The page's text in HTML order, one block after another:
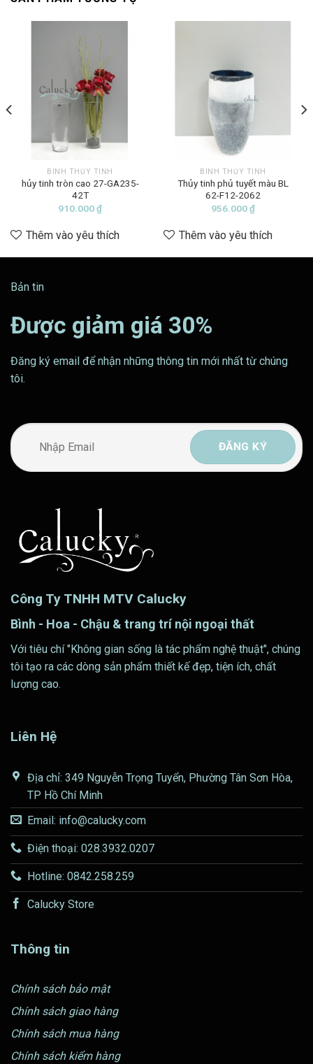
BÌNH THỦY TINH
hủy tinh tròn cao 27-GA235-
42T
910.000₫
Thêm vào yêu thích
BÌNH THỦY TINH
Thủy tinh phủ tuyết màu BL
62-F12-2062
956.000₫
Thêm vào yêu thích
Bản tin
Được giảm giá 30%
Đăng ký email để nhận những thông tin mới nhất từ chúng
tôi.
Công Ty TNHH MTV Calucky
Bình - Hoa - Chậu & trang trí nội ngoại thất
Với tiêu chí "Không gian sống là tác phẩm nghệ thuật", chúng
tôi tạo ra các dòng sản phẩm thiết kế đẹp, tiện ích, chất
lượng cao.
Liên Hệ
Địa chỉ: 349 Nguyễn Trọng Tuyển, Phường Tân Sơn Hòa,
TP Hồ Chí Minh
Email: info@calucky.com
Điện thoại: 028.3932.0207
Hotline: 0842.258.259
Calucky Store
Thông tin
Chính sách bảo mật
Chính sách giao hàng
Chính sách mua hàng
Chính sách kiểm hàng